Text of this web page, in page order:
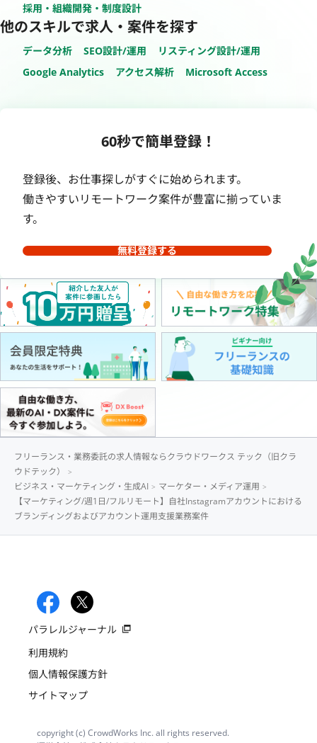
採用・組織開発・制度設計
他のスキルで求人・案件を探す
データ分析 SEO設計/運用
リスティング設計/運用
Google Analytics
アクセス解析 Microsoft Access
60秒で簡単登録！
登録後、お仕事探しがすぐに始められます。
働きやすいリモートワーク案件が豊富に揃っていま
す。
無料登録する
フリーランス・業務委託の求人情報ならクラウドワークス テック（旧クラ
ウドテック）
ビジネス・マーケティング・生成AI
マーケター・メディア運用
【マーケティング/週1日/フルリモート】自社Instagramアカウントにおける
ブランディングおよびアカウント運用支援業務案件
パラレルジャーナル
利用規約
個人情報保護方針
サイトマップ
copyright (c) CrowdWorks Inc. all rights reserved.